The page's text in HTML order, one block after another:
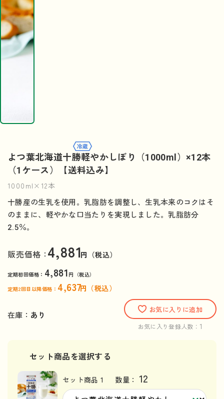
よつ葉北海道十勝軽やかしぼり（1000ml）×12本
（1ケース）【送料込み】
1000ml×12本
十勝産の生乳を使用。乳脂肪を調整し、生乳本来のコクはそ
のままに、軽やかな口当たりを実現しました。乳脂肪分
2.5％。
販売価格：4,881円（税込）
定期初回価格： 4,881 円（税込）
定期2回目以降価格： 4,637円（税込）
在庫： あり
お気に入りに追加
お気に入り登録人数： 1
セット商品を選択する
セット商品 1 数量： 12